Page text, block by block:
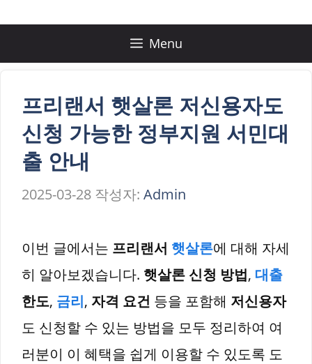
츠
Menu
프리랜서 햇살론 저신용자도
신청 가능한 정부지원 서민대
출 안내
2025-03-28 작성자: Admin
이번 글에서는 프리랜서 햇살론에 대해 자세
히 알아보겠습니다. 햇살론 신청 방법, 대출
한도, 금리, 자격 요건 등을 포함해 저신용자
도 신청할 수 있는 방법을 모두 정리하여 여
러분이 이 혜택을 쉽게 이용할 수 있도록 도